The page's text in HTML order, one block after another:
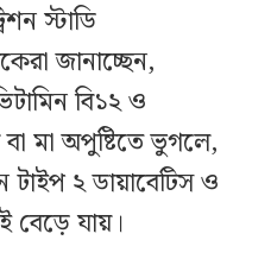
স্টাডি
জানাচ্ছেন,
বি১২ ও
মা অপুষ্টিতে ভুগলে,
২ ডায়াবেটিস ও
যায়।